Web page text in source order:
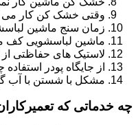
وقتی خشک کن کار می
زمان سنج ماشین
ماشین لباسشویی کف
لاستیک های حفاظتی
از جایگاه پودر
مشکل با شستن با آب
چه خدماتی که